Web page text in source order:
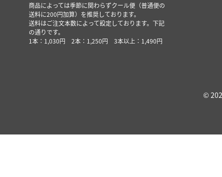
商品によっては季節に関わらずクール便（普通便の
送料に200円加算）を推奨しております。
送料はご注文本数によって設定しております。下記
の通りです。
1本：1,030円 2本：1,250円 3本以上：1,490円
©